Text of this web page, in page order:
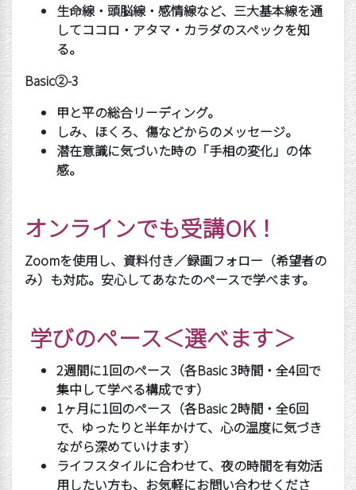
生命線・頭脳線・感情線など、三大基本線を通
してココロ・アタマ・カラダのスペックを知
る。
Basic②-3
甲と平の総合リーディング。
しみ、ほくろ、傷などからのメッセージ。
潜在意識に気づいた時の「手相の変化」の体
感。
オンラインでも受講OK！
Zoomを使用し、資料付き／録画フォロー（希望者の
み）も対応。安心してあなたのペースで学べます。
学びのペース＜選べます＞
2週間に1回のペース（各Basic 3時間・全4回で
集中して学べる構成です）
1ヶ月に1回のペース（各Basic 2時間・全6回
で、ゆったりと半年かけて、心の温度に気づき
ながら深めていけます）
ライフスタイルに合わせて、夜の時間を有効活
用したい方も、お気軽にお問い合わせくださ